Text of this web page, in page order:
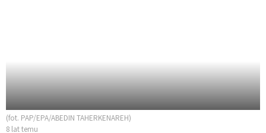
(fot. PAP/EPA/ABEDIN TAHERKENAREH)
8 lat temu